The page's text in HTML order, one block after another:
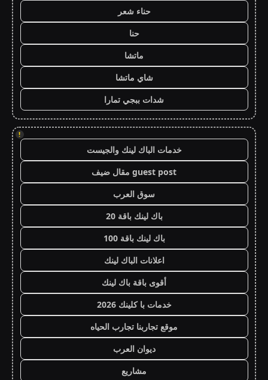
حناء شعر
حنا
ماتشا
شاي ماتشا
شدات ببجي تمارا
!
خدمات الباك لينك والجيست
guest post مقال ضيف
سوق العرب
باك لينك باقة 20
باك لينك باقة 100
اعلانات الباك لينك
أقوى باقة باك لينك
خدمات با كلينك 2026
موقع تجاربنا تجارب الحياه
ديوان العرب
مشاريع